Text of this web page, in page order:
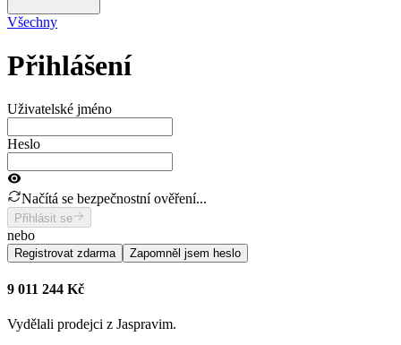
Všechny
Přihlášení
Uživatelské jméno
Heslo
Načítá se bezpečnostní ověření...
Přihlásit se
nebo
Registrovat zdarma Zapomněl jsem heslo
9 011 244 Kč
Vydělali prodejci z Jaspravim.